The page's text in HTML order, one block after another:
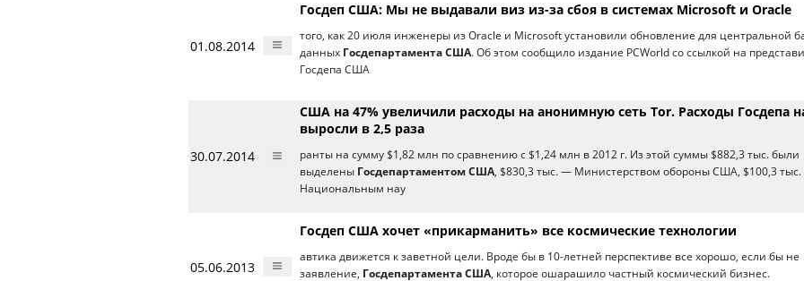
01.08.2014
Госдеп США: Мы не выдавали виз из-за сбоя в системах Microsoft и Oracle
того, как 20 июля инженеры из Oracle и Microsoft установили обновление для центральной
данных Госдепартамента США. Об этом сообщило издание PCWorld со ссылкой на
Госдепа США
30.07.2014
США на 47% увеличили расходы на анонимную сеть Tor. Расходы Госдепа
выросли в 2,5 раза
ранты на сумму $1,82 млн по сравнению с $1,24 млн в 2012 г. Из этой суммы $882,3 тыс. были
выделены Госдепартаментом США, $830,3 тыс. — Министерством обороны США, $100,3
Национальным нау
05.06.2013
Госдеп США хочет «прикарманить» все космические технологии
автика движется к заветной цели. Вроде бы в 10-летней перспективе все хорошо, если бы не
заявление, Госдепартамента США, которое ошарашило частный космический бизнес.